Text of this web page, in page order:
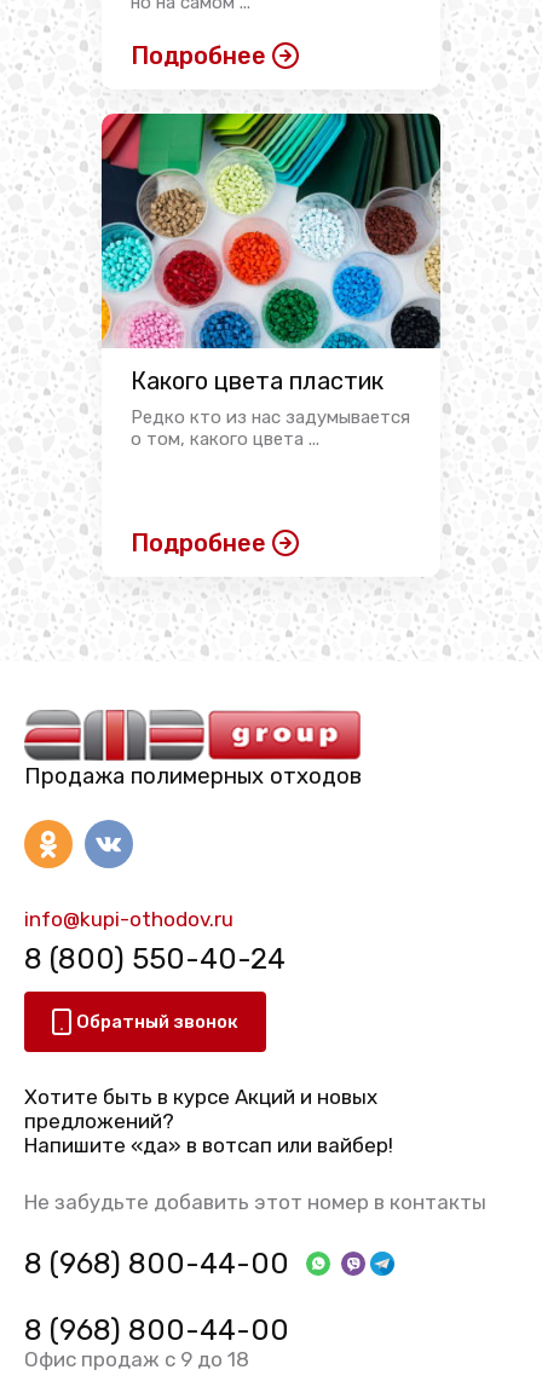
Подробнее
Какого цвета пластик
Редко кто из нас задумывается
о том, какого цвета ...
Подробнее
Продажа полимерных отходов
info@kupi-othodov.ru
8 (800) 550-40-24
Обратный звонок
Хотите быть в курсе Акций и новых
предложений?
Напишите «да» в вотсап или вайбер!
Не забудьте добавить этот номер в контакты
8 (968) 800-44-00
8 (968) 800-44-00
Офис продаж с 9 до 18